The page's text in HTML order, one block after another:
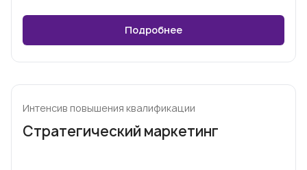
Подробнее
Интенсив повышения квалификации
Стратегический маркетинг